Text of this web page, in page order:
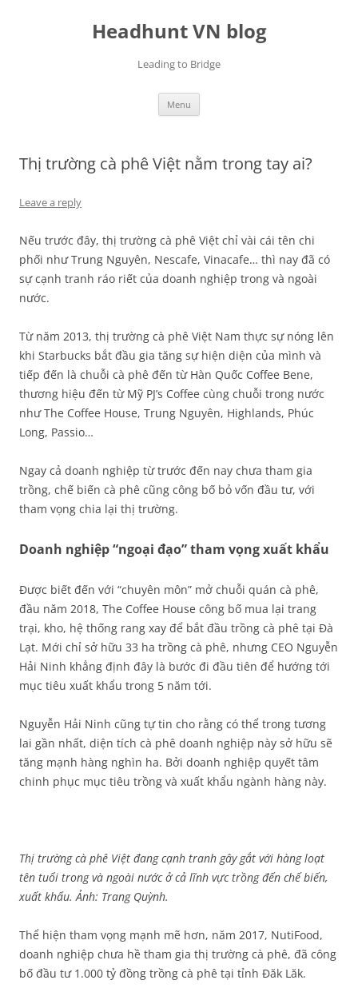
Headhunt VN blog
Leading to Bridge
Menu
Thị trường cà phê Việt nằm trong tay ai?
Leave a reply
Nếu trước đây, thị trường cà phê Việt chỉ vài cái tên chi
phối như Trung Nguyên, Nescafe, Vinacafe… thì nay đã có
sự cạnh tranh ráo riết của doanh nghiệp trong và ngoài
nước.
Từ năm 2013, thị trường cà phê Việt Nam thực sự nóng lên
khi Starbucks bắt đầu gia tăng sự hiện diện của mình và
tiếp đến là chuỗi cà phê đến từ Hàn Quốc Coffee Bene,
thương hiệu đến từ Mỹ PJ’s Coffee cùng chuỗi trong nước
như The Coffee House, Trung Nguyên, Highlands, Phúc
Long, Passio…
Ngay cả doanh nghiệp từ trước đến nay chưa tham gia
trồng, chế biến cà phê cũng công bố bỏ vốn đầu tư, với
tham vọng chia lại thị trường.
Doanh nghiệp “ngoại đạo” tham vọng xuất khẩu
Được biết đến với “chuyên môn” mở chuỗi quán cà phê,
đầu năm 2018, The Coffee House công bố mua lại trang
trại, kho, hệ thống rang xay để bắt đầu trồng cà phê tại Đà
Lạt. Mới chỉ sở hữu 33 ha trồng cà phê, nhưng CEO Nguyễn
Hải Ninh khẳng định đây là bước đi đầu tiên để hướng tới
mục tiêu xuất khẩu trong 5 năm tới.
Nguyễn Hải Ninh cũng tự tin cho rằng có thể trong tương
lai gần nhất, diện tích cà phê doanh nghiệp này sở hữu sẽ
tăng mạnh hàng nghìn ha. Bởi doanh nghiệp quyết tâm
chinh phục mục tiêu trồng và xuất khẩu ngành hàng này.
Thị trường cà phê Việt đang cạnh tranh gây gắt với hàng loạt
tên tuổi trong và ngoài nước ở cả lĩnh vực trồng đến chế biến,
xuất khẩu. Ảnh: Trang Quỳnh.
Thể hiện tham vọng mạnh mẽ hơn, năm 2017, NutiFood,
doanh nghiệp chưa hề tham gia thị trường cà phê, đã công
bố đầu tư 1.000 tỷ đồng trồng cà phê tại tỉnh Đăk Lăk.